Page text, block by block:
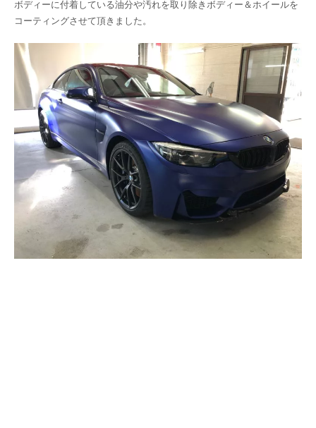
ボディーに付着している油分や汚れを取り除きボディー＆ホイールを
コーティングさせて頂きました。